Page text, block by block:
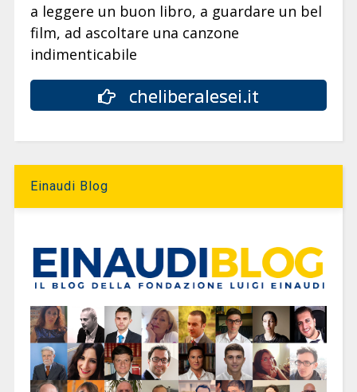
a leggere un buon libro, a guardare un bel
film, ad ascoltare una canzone
indimenticabile
cheliberalesei.it
Einaudi Blog